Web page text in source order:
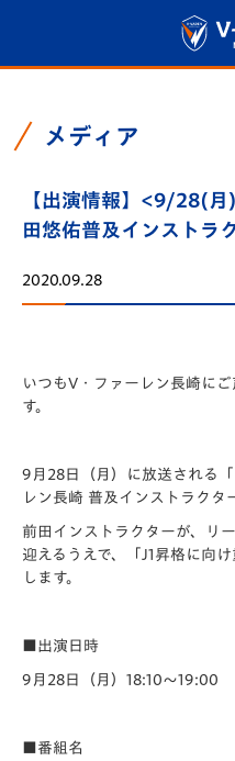
メディア
【出演情報】<9/28(
田悠佑普及インストラ
2020.09.28
いつもV・ファーレン長崎に
す。
9月28日（月）に放送される
レン長崎 普及インストラクタ
前田インストラクターが、リ
迎えるうえで、「J1昇格に向
します。
■出演日時
9月28日（月）18:10～19:00
■番組名